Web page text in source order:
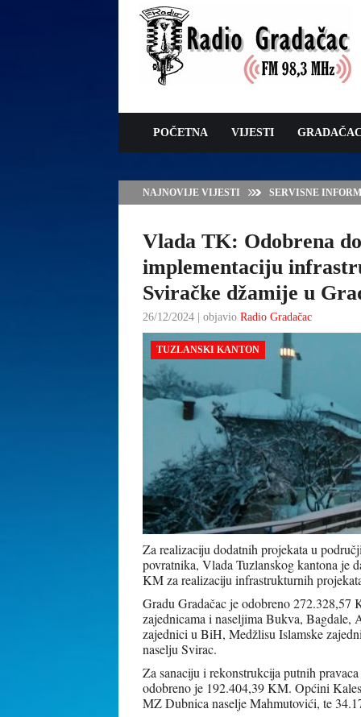
POČETNA VIJESTI
NAJNOVIJE VIJESTI SERVISNE
Vlada TK: Odobrena
implementaciju
Sviračke džamije u
26/12/2024 | objavio Radio Gradačac
TUZLANSKI KANTON
Za realizaciju dodatnih projekata u
povratnika, Vlada Tuzlanskog kantona je
KM za realizaciju infrastrukturnih
Gradu Gradačac je odobreno
zajednicama i naseljima Bukva, Bagdale,
zajednici u BiH, Medžlisu Islamske
naselju Svirac.
Za sanaciju i rekonstrukcija putnih
odobreno je 192.404,39 KM. Općini
MZ Dubnica naselje Mahmutovići, te